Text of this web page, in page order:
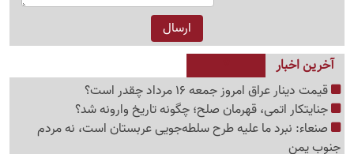
آخرین اخبار
قیمت دینار عراق امروز جمعه 16 مرداد چقدر است؟
جنایتکار اتمی، قهرمان صلح؛ چگونه تاریخ وارونه شد؟
صنعاء: نبرد ما علیه طرح سلطه‌جویی عربستان است، نه مردم
جنوب یمن